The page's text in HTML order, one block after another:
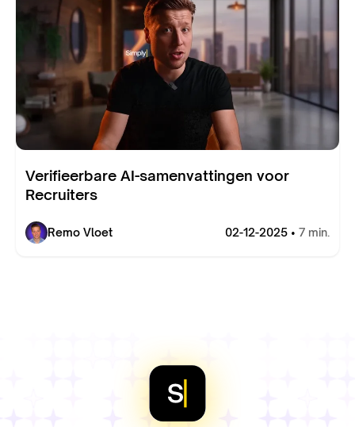
Verifieerbare AI-samenvattingen voor
Recruiters
Remo Vloet 02-12-2025 • 7 min.